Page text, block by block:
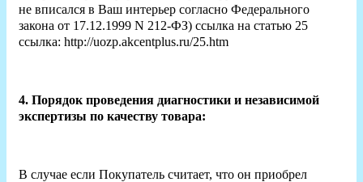
не вписался в Ваш интерьер согласно Федерального
закона от 17.12.1999 N 212-ФЗ) ссылка на статью 25
ссылка: http://uozp.akcentplus.ru/25.htm
4. Порядок проведения диагностики и независимой
экспертизы по качеству товара:
В случае если Покупатель считает, что он приобрел